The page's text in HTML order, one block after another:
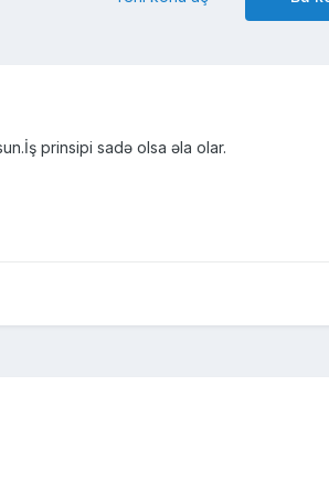
prinsipi sadə olsa əla olar.